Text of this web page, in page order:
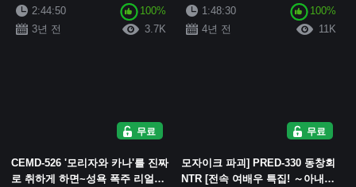
활동하던 진짜 연예인, 자신감 넘
치는 섹스로 승부하고 싶어서 상...
2:44:50
100%
3년 전
3.7K
JD】아름답고 크고... 엉덩이파도
뒤집어지는 엄청난 가슴이 전위에
1:48:30
100%
4년 전
11K
무료
CEMD-526 '모리자와 카나'를 진짜
로 취하게 하면~성욕 폭주 리얼
무료
모자이크 파괴] PRED-330 동창회
NTR [전속 여배우 특집! ～아내의